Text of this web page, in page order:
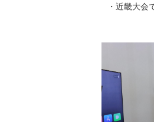
・近畿大会